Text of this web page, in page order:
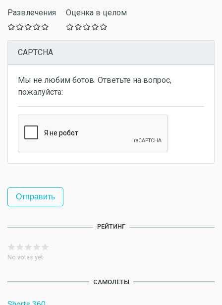
Развлечения Оценка в целом
CAPTCHA
Мы не любим ботов. Ответьте на вопрос,
пожалуйста:
РЕЙТИНГ
No votes yet
САМОЛЕТЫ